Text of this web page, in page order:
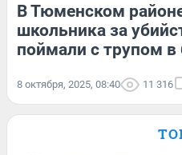
В Тюменском
школьника за
поймали с трупом в
8 октября, 2025, 08:40 11 316